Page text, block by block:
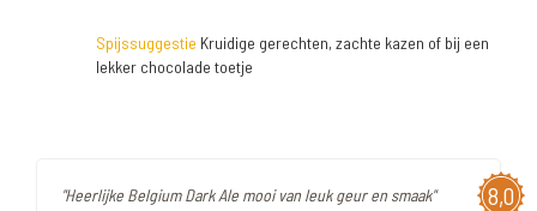
Spijssuggestie Kruidige gerechten, zachte kazen of bij een
lekker chocolade toetje
8,0
"Heerlijke Belgium Dark Ale mooi van leuk geur en smaak"